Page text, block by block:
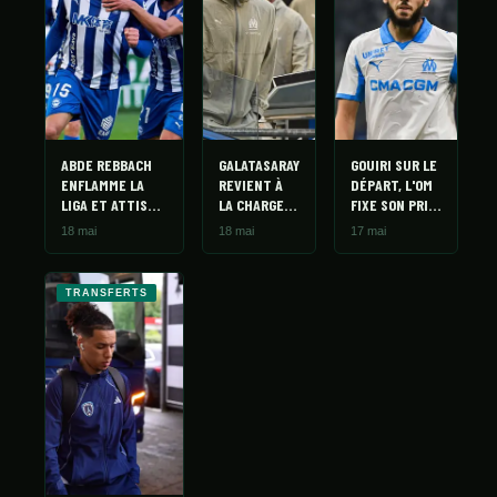
ABDE REBBACH
ENFLAMME LA
LIGA ET ATTISE
LES CONVOITISES
18 mai
GALATASARAY
REVIENT À
LA CHARGE
POUR GOUIRI
18 mai
GOUIRI SUR LE
DÉPART, L'OM
FIXE SON PRIX
À 20 MILLIONS
17 mai
TRANSFERTS